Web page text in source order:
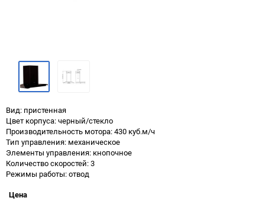
Вид: пристенная
Цвет корпуса: черный/стекло
Производительность мотора: 430 куб.м/ч
Тип управления: механическое
Элементы управления: кнопочное
Количество скоростей: 3
Режимы работы: отвод
Цена